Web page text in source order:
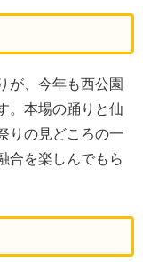
が、今年も西公園
。本場の踊りと仙
りの見どころの一
合を楽しんでもら